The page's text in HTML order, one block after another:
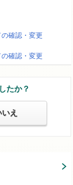
確認・変更
確認・変更
たか？
いえ